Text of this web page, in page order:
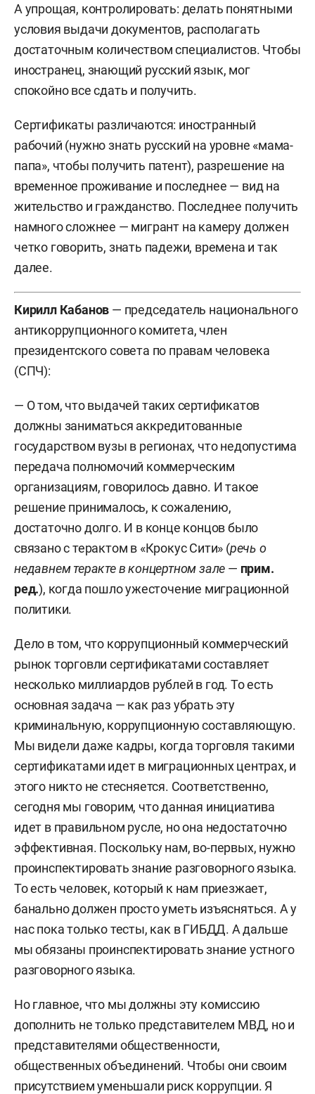
А упрощая, контролировать: делать понятными
условия выдачи документов, располагать
достаточным количеством специалистов. Чтобы
иностранец, знающий русский язык, мог
спокойно все сдать и получить.
Сертификаты различаются: иностранный
рабочий (нужно знать русский на уровне «мама-
папа», чтобы получить патент), разрешение на
временное проживание и последнее — вид на
жительство и гражданство. Последнее получить
намного сложнее — мигрант на камеру должен
четко говорить, знать падежи, времена и так
далее.
Кирилл Кабанов — председатель национального
антикоррупционного комитета, член
президентского совета по правам человека
(СПЧ):
— О том, что выдачей таких сертификатов
должны заниматься аккредитованные
государством вузы в регионах, что недопустима
передача полномочий коммерческим
организациям, говорилось давно. И такое
решение принималось, к сожалению,
достаточно долго. И в конце концов было
связано с терактом в «Крокус Сити» (речь о
недавнем теракте в концертном зале — прим.
ред.), когда пошло ужесточение миграционной
политики.
Дело в том, что коррупционный коммерческий
рынок торговли сертификатами составляет
несколько миллиардов рублей в год. То есть
основная задача — как раз убрать эту
криминальную, коррупционную составляющую.
Мы видели даже кадры, когда торговля такими
сертификатами идет в миграционных центрах, и
этого никто не стесняется. Соответственно,
сегодня мы говорим, что данная инициатива
идет в правильном русле, но она недостаточно
эффективная. Поскольку нам, во-первых, нужно
проинспектировать знание разговорного языка.
То есть человек, который к нам приезжает,
банально должен просто уметь изъясняться. А у
нас пока только тесты, как в ГИБДД. А дальше
мы обязаны проинспектировать знание устного
разговорного языка.
Но главное, что мы должны эту комиссию
дополнить не только представителем МВД, но и
представителями общественности,
общественных объединений. Чтобы они своим
присутствием уменьшали риск коррупции. Я